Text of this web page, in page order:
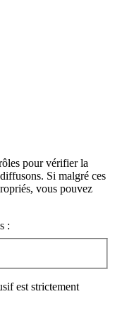
pour vérifier la
Si malgré ces
vous pouvez
:
est strictement